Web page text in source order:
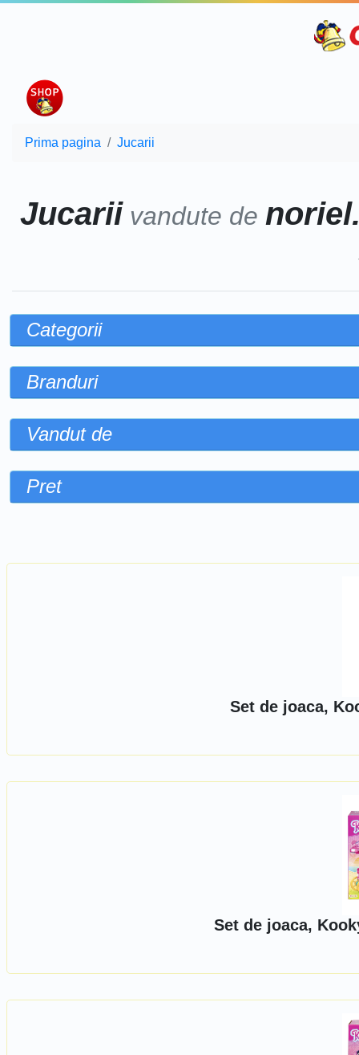
Prima pagina Jucarii
Jucarii vandute de
Categorii
Branduri
Vandut de
Pret
Set de joaca,
Set de joaca,